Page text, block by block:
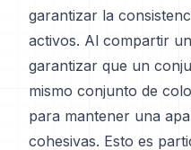
garantizar la
activos. Al compartir
garantizar que un
mismo conjunto de
para mantener una
cohesivas. Esto es